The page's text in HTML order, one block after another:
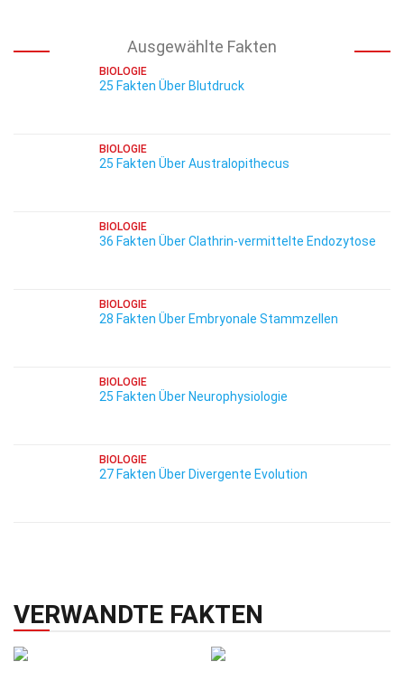
Ausgewählte Fakten
BIOLOGIE
25 Fakten Über Blutdruck
BIOLOGIE
25 Fakten Über Australopithecus
BIOLOGIE
36 Fakten Über Clathrin-vermittelte Endozytose
BIOLOGIE
28 Fakten Über Embryonale Stammzellen
BIOLOGIE
25 Fakten Über Neurophysiologie
BIOLOGIE
27 Fakten Über Divergente Evolution
VERWANDTE FAKTEN